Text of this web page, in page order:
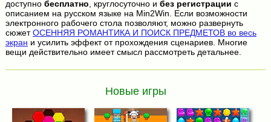
доступно бесплатно , круглосуточно и без регистрации с
описанием на русском языке на Min2Win. Если возможности
электронного рабочего стола позволяют, можно развернуть
сюжетОСЕННЯЯ РОМАНТИКА И ПОИСК ПРЕДМЕТОВ во весь
экран и усилить эффект от прохождения сценариев. Многие
вещи действительно имеет смысл рассмотреть детальнее.
Новые игры